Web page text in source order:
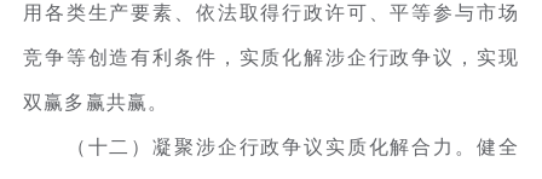
用各类生产要素、依法取得行政许可、平等参与市场
竞争等创造有利条件，实质化解涉企行政争议，实现
双赢多赢共赢。
（十二）凝聚涉企行政争议实质化解合力。健全